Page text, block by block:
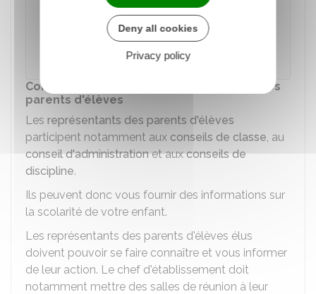
Accéder au service en ligne
Ministère chargé de l'éducation
Communication avec les représentants des
parents d'élèves
Les représentants des parents d'élèves
participent notamment aux conseils de classe, au
conseil d'administrationet auxconseils de
discipline.
Ils peuvent donc vous fournir des informations sur
la scolarité de votre enfant.
Les représentants des parents d'élèves élus
doivent pouvoir se faire connaître et vous informer
de leur action. Le chef d'établissement doit
notamment mettre des salles de réunion à leur
Deny all cookies
Privacy policy